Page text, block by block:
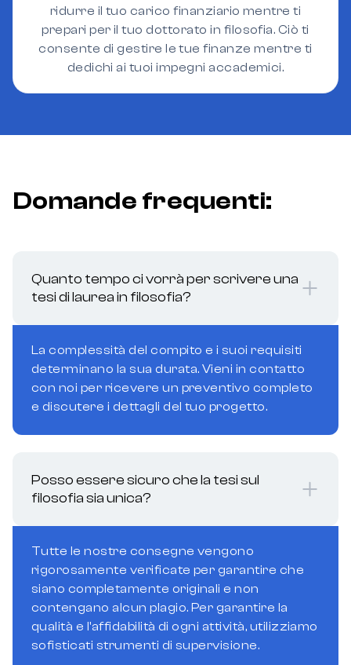
ridurre il tuo carico finanziario mentre ti
prepari per il tuo dottorato in filosofia. Ciò ti
consente di gestire le tue finanze mentre ti
dedichi ai tuoi impegni accademici.
Domande frequenti:
Quanto tempo ci vorrà per scrivere una
tesi di laurea in filosofia?
La complessità del compito e i suoi requisiti
determinano la sua durata. Vieni in contatto
con noi per ricevere un preventivo completo
e discutere i dettagli del tuo progetto.
Posso essere sicuro che la tesi sul
filosofia sia unica?
Tutte le nostre consegne vengono
rigorosamente verificate per garantire che
siano completamente originali e non
contengano alcun plagio. Per garantire la
qualità e l'affidabilità di ogni attività, utilizziamo
sofisticati strumenti di supervisione.